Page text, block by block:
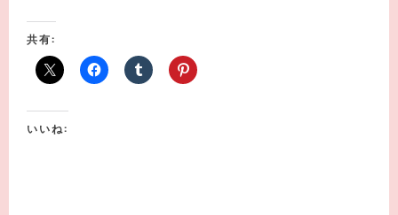
共有:
いいね: